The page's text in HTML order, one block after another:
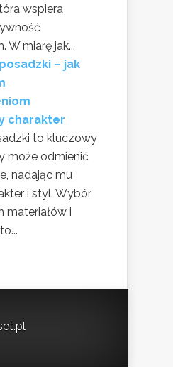
wspiera
W miarę jak...
– jak
charakter
to kluczowy
może odmienić
nadając mu
i styl. Wybór
materiałów i